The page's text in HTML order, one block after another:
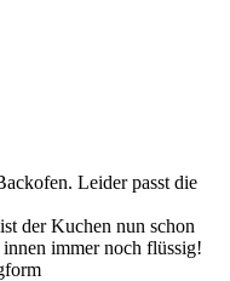
Lei­der passt die
der Kuchen nun schon
immer noch flüs­sig!